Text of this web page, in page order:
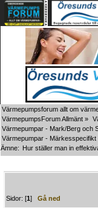
Värmepumpsforum allt om
VärmepumpsForum Allmänt »
Värmepumpar - Mark/Berg och
Värmepumpar - Märkesspecifikt
Ämne: Hur ställer man in
Sidor: [1]Gå ned